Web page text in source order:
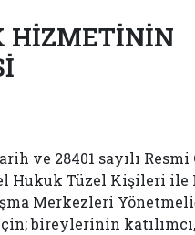
HİZMETİNİN
ve 28401 sayılı Resmi
Hukuk Tüzel Kişileri ile
Merkezleri
bireylerinin